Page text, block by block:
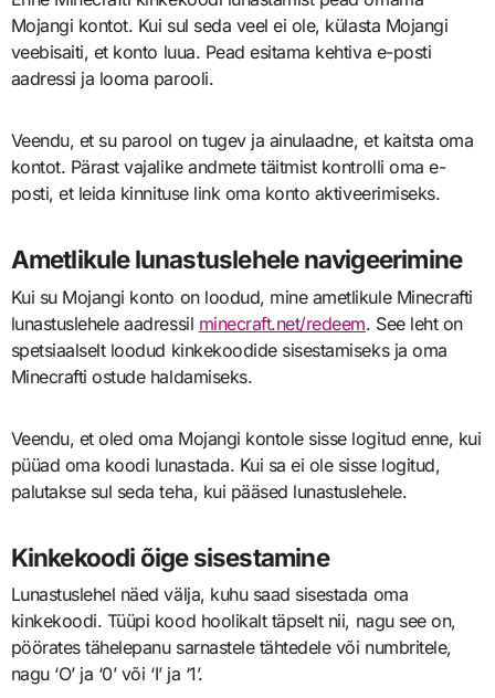
Mojangi kontot. Kui sul seda veel ei ole, külasta Mojangi
veebisaiti, et konto luua. Pead esitama kehtiva e-posti
aadressi ja looma parooli.
Veendu, et su parool on tugev ja ainulaadne, et kaitsta oma
kontot. Pärast vajalike andmete täitmist kontrolli oma e-
posti, et leida kinnituse link oma konto aktiveerimiseks.
Ametlikule lunastuslehele navigeerimine
Kui su Mojangi konto on loodud, mine ametlikule Minecrafti
lunastuslehele aadressil minecraft.net/redeem. See leht on
spetsiaalselt loodud kinkekoodide sisestamiseks ja oma
Minecrafti ostude haldamiseks.
Veendu, et oled oma Mojangi kontole sisse logitud enne, kui
püüad oma koodi lunastada. Kui sa ei ole sisse logitud,
palutakse sul seda teha, kui pääsed lunastuslehele.
Kinkekoodi õige sisestamine
Lunastuslehel näed välja, kuhu saad sisestada oma
kinkekoodi. Tüüpi kood hoolikalt täpselt nii, nagu see on,
pöörates tähelepanu sarnastele tähtedele või numbritele,
nagu ‘O’ ja ‘0’ või ‘I’ ja ‘1’.